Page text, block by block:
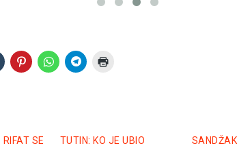
SE
TUTIN: KO JE UBIO